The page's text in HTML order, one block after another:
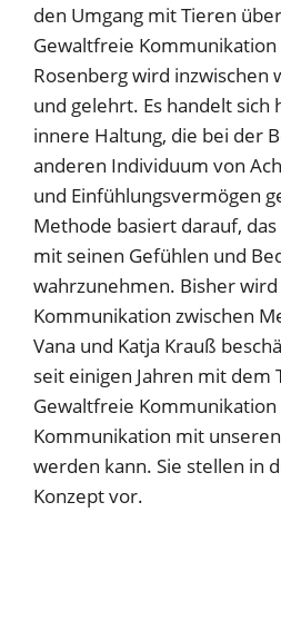
den Umgang mit Tieren
Gewaltfreie Kommunikation
Rosenberg wird inzwischen
und gelehrt. Es handelt sich
innere Haltung, die bei der
anderen Individuum von
und Einfühlungsvermögen
Methode basiert darauf,
mit seinen Gefühlen und
wahrzunehmen. Bisher wird
Kommunikation zwischen
Vana und Katja Krauß
seit einigen Jahren mit dem
Gewaltfreie Kommunikation
Kommunikation mit
werden kann. Sie stellen in
Konzept vor.